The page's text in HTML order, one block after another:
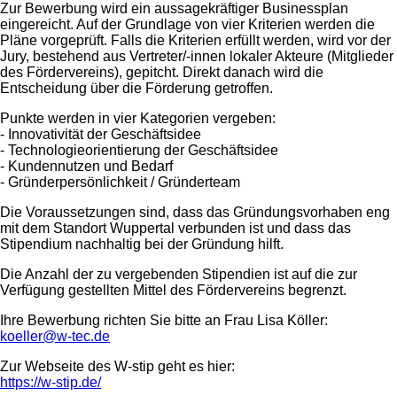
Zur Bewerbung wird ein aussagekräftiger Businessplan
eingereicht. Auf der Grundlage von vier Kriterien werden die
Pläne vorgeprüft. Falls die Kriterien erfüllt werden, wird vor der
Jury, bestehend aus Vertreter/-innen lokaler Akteure (Mitglieder
des Fördervereins), gepitcht. Direkt danach wird die
Entscheidung über die Förderung getroffen.
Punkte werden in vier Kategorien vergeben:
- Innovativität der Geschäftsidee
- Technologieorientierung der Geschäftsidee
- Kundennutzen und Bedarf
- Gründerpersönlichkeit / Gründerteam
Die Voraussetzungen sind, dass das Gründungsvorhaben eng
mit dem Standort Wuppertal verbunden ist und dass das
Stipendium nachhaltig bei der Gründung hilft.
Die Anzahl der zu vergebenden Stipendien ist auf die zur
Verfügung gestellten Mittel des Fördervereins begrenzt.
Ihre Bewerbung richten Sie bitte an Frau Lisa Köller:
koeller@w-tec.de
Zur Webseite des W-stip geht es hier:
https://w-stip.de/